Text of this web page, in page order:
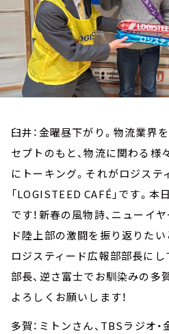
臼井：金曜昼下がり。物流業界
セプトのもと、物流に関わる様
にトーキング。それがロジステ
「LOGISTEED CAFÉ」です。
です！新春の風物詩、ニューイ
ド陸上部の激闘を振り返りた
ロジスティード広報部部長に
部長、逆さ富士でお馴染みの多
よろしくお願いします！
多賀：ミトンさん、TBSラジオ